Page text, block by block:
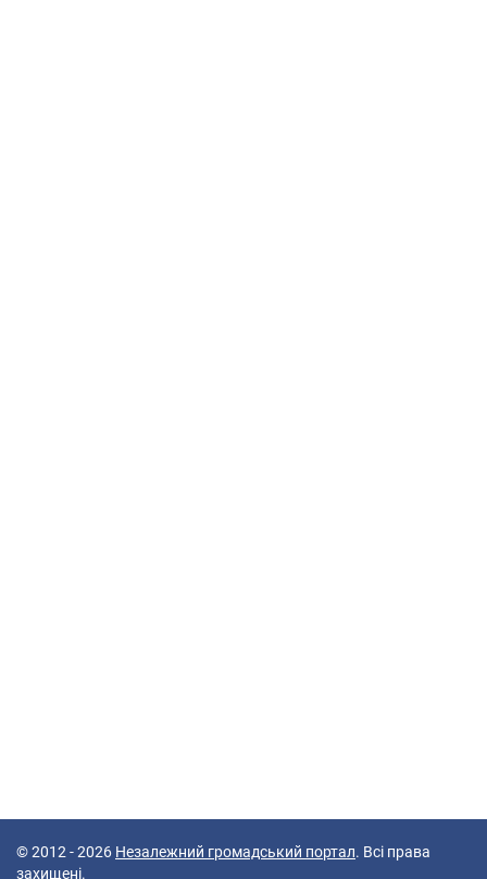
© 2012 - 2026 Незалежний громадський портал. Всі права
захищені.